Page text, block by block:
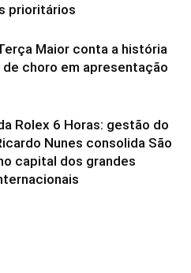
prioritários
Maior conta a história
de choro em apresentação
Rolex 6 Horas: gestão do
Nunes consolida São
capital dos grandes